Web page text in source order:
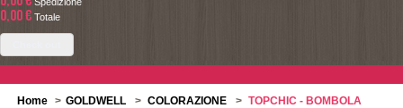
0,00 € Totale
HOME
LA SPEDIZIONE COSTA SOLO 4.90 € ED È
COMPLETAMENTE GRATUITA PER ORDINI
Home > GOLDWELL > COLORAZIONE > TOPCHIC - BOMBOLA